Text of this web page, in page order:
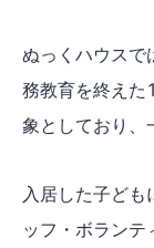
ぬっくハウスで
務教育を終え
象としており、
入居した子ど
ッフ・ボランテ